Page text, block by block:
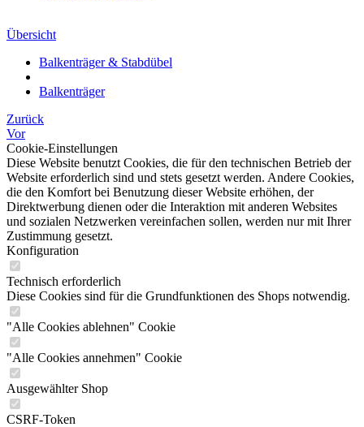
Übersicht
Balkenträger & Stabdübel
Balkenträger
Zurück
Vor
Cookie-Einstellungen
Diese Website benutzt Cookies, die für den technischen Betrieb der
Website erforderlich sind und stets gesetzt werden. Andere Cookies,
die den Komfort bei Benutzung dieser Website erhöhen, der
Direktwerbung dienen oder die Interaktion mit anderen Websites
und sozialen Netzwerken vereinfachen sollen, werden nur mit Ihrer
Zustimmung gesetzt.
Konfiguration
Technisch erforderlich
Diese Cookies sind für die Grundfunktionen des Shops notwendig.
"Alle Cookies ablehnen" Cookie
"Alle Cookies annehmen" Cookie
Ausgewählter Shop
CSRF-Token